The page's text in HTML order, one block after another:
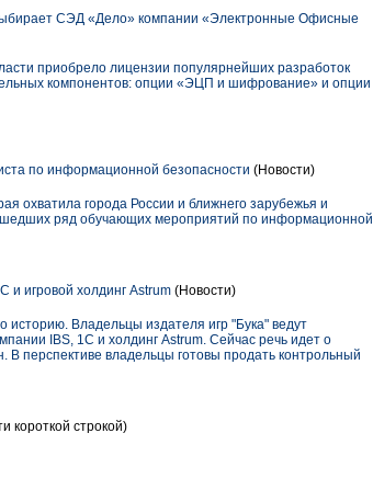
СЭД «Дело» компании «Электронные Офисные
приобрело лицензии популярнейших разработок
компонентов: опции «ЭЦП и шифрование» и опции
по информационной безопасности (Новости)
охватила города России и ближнего зарубежья и
ряд обучающих мероприятий по информационной
и игровой холдинг Astrum (Новости)
историю. Владельцы издателя игр "Бука" ведут
IBS, 1С и холдинг Astrum. Сейчас речь идет о
перспективе владельцы готовы продать контрольный
короткой строкой)